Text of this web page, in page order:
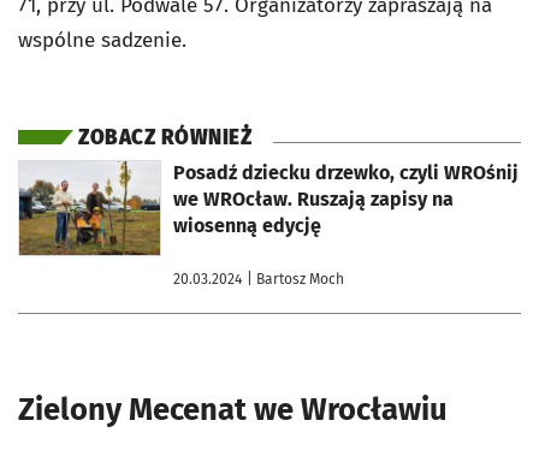
wspólne sadzenie.
ZOBACZ RÓWNIEŻ
Posadź dziecku drzewko, czyli WROśnij
we WROcław. Ruszają zapisy na
wiosenną edycję
20.03.2024 | Bartosz Moch
otworzy się w nowej karcie
Zielony Mecenat we Wrocławiu